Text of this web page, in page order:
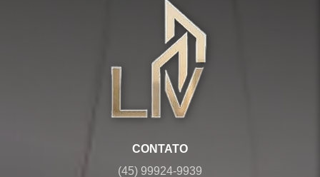
CONTATO
(45) 99924-9939